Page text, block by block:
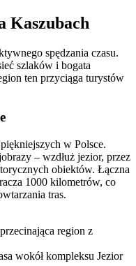
Kaszubach
spędzania czasu.
szlaków i bogata
ten przyciąga turystów
w Polsce.
– wzdłuż jezior, przez
obiektów. Łączna
1000 kilometrów, co
tras.
region z
wokół kompleksu Jezior